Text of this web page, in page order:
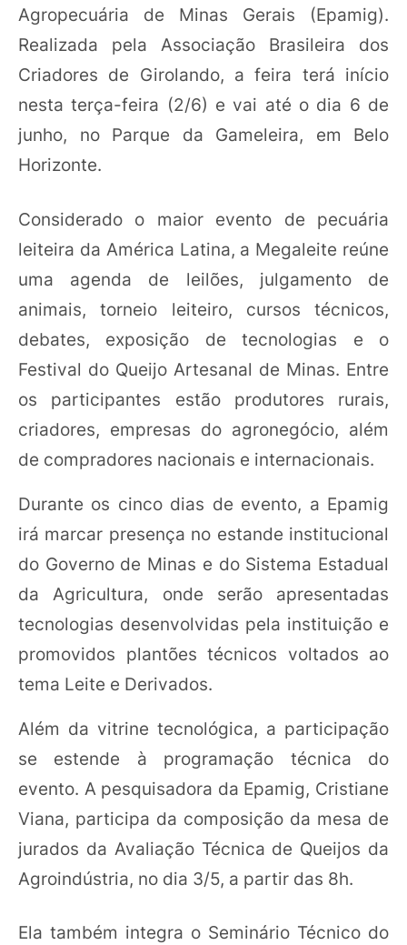
Agropecuária de Minas Gerais (Epamig).
Realizada pela Associação Brasileira dos
Criadores de Girolando, a feira terá início
nesta terça-feira (2/6) e vai até o dia 6 de
junho, no Parque da Gameleira, em Belo
Horizonte.
Considerado o maior evento de pecuária
leiteira da América Latina, a Megaleite reúne
uma agenda de leilões, julgamento de
animais, torneio leiteiro, cursos técnicos,
debates, exposição de tecnologias e o
Festival do Queijo Artesanal de Minas. Entre
os participantes estão produtores rurais,
criadores, empresas do agronegócio, além
de compradores nacionais e internacionais.
Durante os cinco dias de evento, a Epamig
irá marcar presença no estande institucional
do Governo de Minas e do Sistema Estadual
da Agricultura, onde serão apresentadas
tecnologias desenvolvidas pela instituição e
promovidos plantões técnicos voltados ao
tema Leite e Derivados.
Além da vitrine tecnológica, a participação
se estende à programação técnica do
evento. A pesquisadora da Epamig, Cristiane
Viana, participa da composição da mesa de
jurados da Avaliação Técnica de Queijos da
Agroindústria, no dia 3/5, a partir das 8h.
Ela também integra o Seminário Técnico do